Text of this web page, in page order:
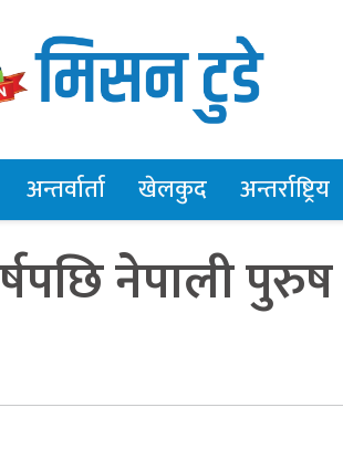
अन्तर्वार्ता खेलकुद अन्तर्राष्ट्रिय
नेपाली पुरुष